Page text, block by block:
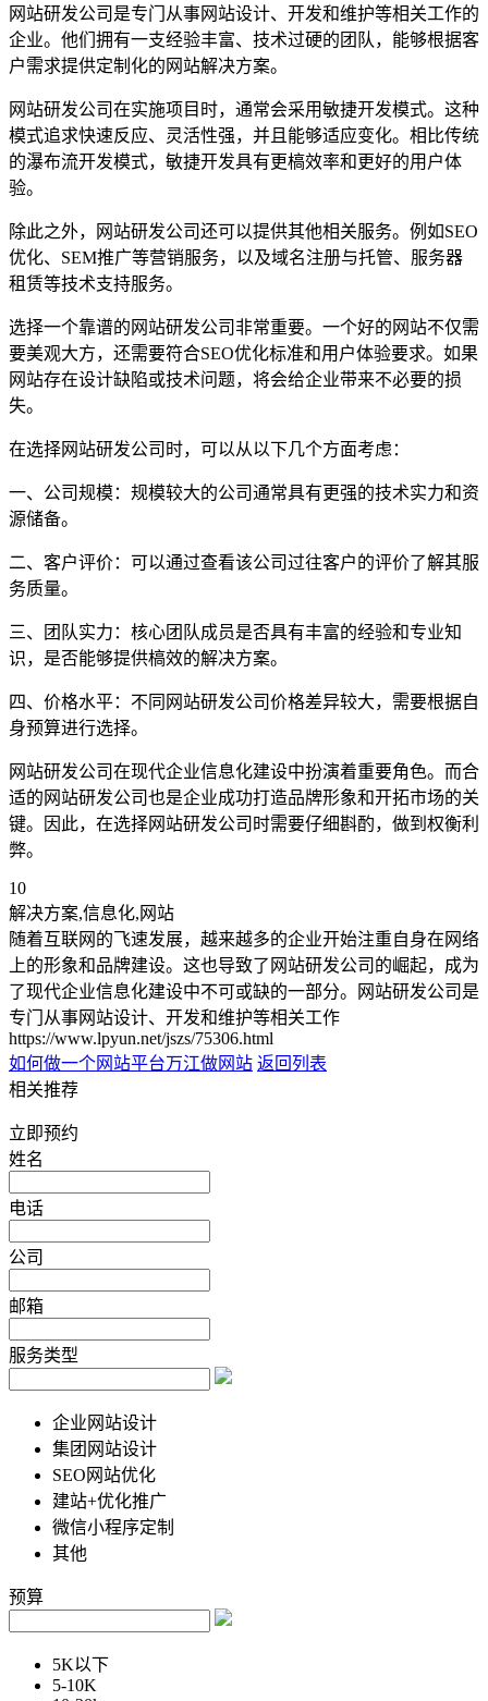
网站研发公司是专门从事网站设计、开发和维护等相关工作的
企业。他们拥有一支经验丰富、技术过硬的团队，能够根据客
户需求提供定制化的网站解决方案。
网站研发公司在实施项目时，通常会采用敏捷开发模式。这种
模式追求快速反应、灵活性强，并且能够适应变化。相比传统
的瀑布流开发模式，敏捷开发具有更槁效率和更好的用户体
验。
除此之外，网站研发公司还可以提供其他相关服务。例如SEO
优化、SEM推广等营销服务，以及域名注册与托管、服务器
租赁等技术支持服务。
选择一个靠谱的网站研发公司非常重要。一个好的网站不仅需
要美观大方，还需要符合SEO优化标准和用户体验要求。如果
网站存在设计缺陷或技术问题，将会给企业带来不必要的损
失。
在选择网站研发公司时，可以从以下几个方面考虑：
一、公司规模：规模较大的公司通常具有更强的技术实力和资
源储备。
二、客户评价：可以通过查看该公司过往客户的评价了解其服
务质量。
三、团队实力：核心团队成员是否具有丰富的经验和专业知
识，是否能够提供槁效的解决方案。
四、价格水平：不同网站研发公司价格差异较大，需要根据自
身预算进行选择。
网站研发公司在现代企业信息化建设中扮演着重要角色。而合
适的网站研发公司也是企业成功打造品牌形象和开拓市场的关
键。因此，在选择网站研发公司时需要仔细斟酌，做到权衡利
弊。
10
解决方案,信息化,网站
随着互联网的飞速发展，越来越多的企业开始注重自身在网络
上的形象和品牌建设。这也导致了网站研发公司的崛起，成为
了现代企业信息化建设中不可或缺的一部分。网站研发公司是
专门从事网站设计、开发和维护等相关工作
https://www.lpyun.net/jszs/75306.html
如何做一个网站平台万江做网站 返回列表
相关推荐
立即预约
姓名
电话
公司
邮箱
服务类型
企业网站设计
集团网站设计
SEO网站优化
建站+优化推广
微信小程序定制
其他
预算
5K以下
5-10K